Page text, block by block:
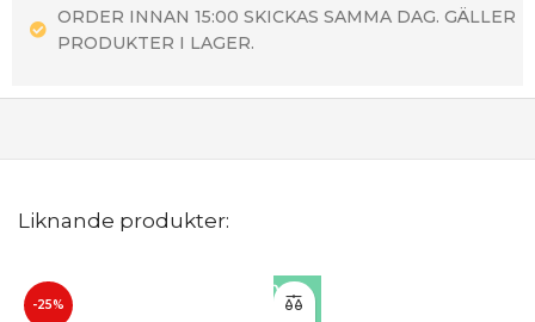
ORDER INNAN 15:00 SKICKAS SAMMA DAG. GÄLLER
PRODUKTER I LAGER.
Liknande produkter:
-25%